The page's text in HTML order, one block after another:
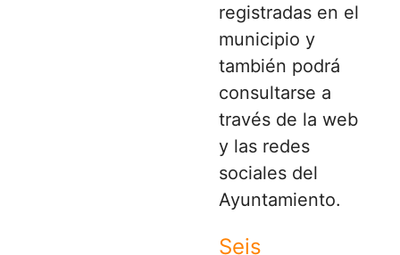
registradas en el
municipio y
también podrá
consultarse a
través de la web
y las redes
sociales del
Ayuntamiento.
Seis